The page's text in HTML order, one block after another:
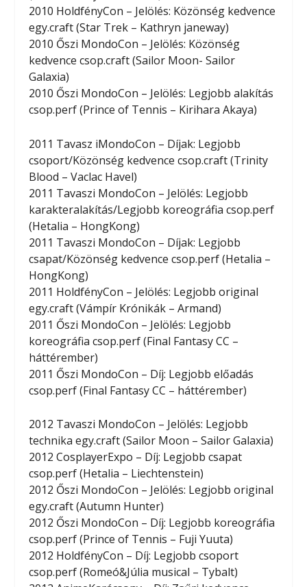
2010 HoldfényCon – Jelölés: Közönség kedvence
egy.craft (Star Trek – Kathryn janeway)
2010 Őszi MondoCon – Jelölés: Közönség
kedvence csop.craft (Sailor Moon- Sailor
Galaxia)
2010 Őszi MondoCon – Jelölés: Legjobb alakítás
csop.perf (Prince of Tennis – Kirihara Akaya)
2011 Tavasz iMondoCon – Díjak: Legjobb
csoport/Közönség kedvence csop.craft (Trinity
Blood – Vaclac Havel)
2011 Tavaszi MondoCon – Jelölés: Legjobb
karakteralakítás/Legjobb koreográfia csop.perf
(Hetalia – HongKong)
2011 Tavaszi MondoCon – Díjak: Legjobb
csapat/Közönség kedvence csop.perf (Hetalia –
HongKong)
2011 HoldfényCon – Jelölés: Legjobb original
egy.craft (Vámpír Krónikák – Armand)
2011 Őszi MondoCon – Jelölés: Legjobb
koreográfia csop.perf (Final Fantasy CC –
háttérember)
2011 Őszi MondoCon – Díj: Legjobb előadás
csop.perf (Final Fantasy CC – háttérember)
2012 Tavaszi MondoCon – Jelölés: Legjobb
technika egy.craft (Sailor Moon – Sailor Galaxia)
2012 CosplayerExpo – Díj: Legjobb csapat
csop.perf (Hetalia – Liechtenstein)
2012 Őszi MondoCon – Jelölés: Legjobb original
egy.craft (Autumn Hunter)
2012 Őszi MondoCon – Díj: Legjobb koreográfia
csop.perf (Prince of Tennis – Fuji Yuuta)
2012 HoldfényCon – Díj: Legjobb csoport
csop.perf (Romeó&Júlia musical – Tybalt)